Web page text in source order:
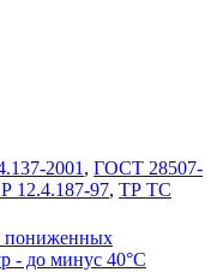
2001 , ГОСТ 28507-
12.4.187-97, ТР ТС
пониженных
- до минус 40°С